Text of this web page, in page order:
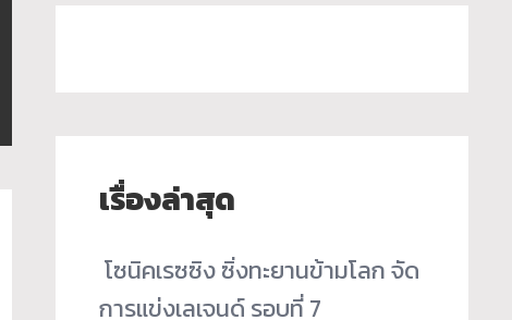
เรื่องล่าสุด
­ โซนิคเรซซิง ซิ่งทะยานข้ามโลก จัด
การแข่งเลเจนด์ รอบที่ 7